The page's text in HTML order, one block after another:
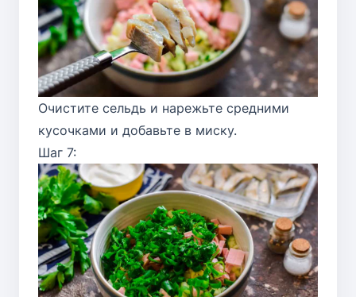
Очистите сельдь и нарежьте средними
кусочками и добавьте в миску.
Шаг 7: